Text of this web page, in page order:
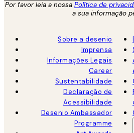
Por favor leia a nossa Política de
a sua informação
Sobre a desenio
Imprensa
Informações Legais
Career
Sustentabilidade
Declaração de
Acessibilidade
Desenio Ambassador
Programme